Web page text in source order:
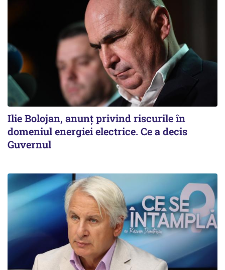
Ilie Bolojan, anunț privind riscurile în
domeniul energiei electrice. Ce a decis
Guvernul